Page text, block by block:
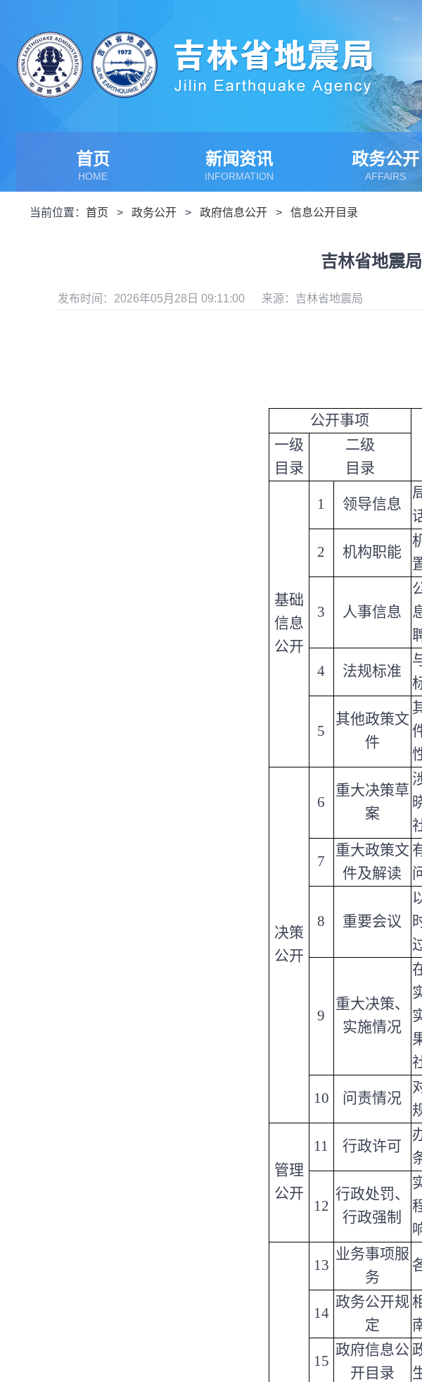
首页
HOME
新闻资讯
INFORMATION
政务公开
AFFAIRS
当前位置： 首页 > 政务公开 > 政府信息公开 > 信息公开目录
吉林省地震
发布时间：2026年05月28日 09:11:00 来源：吉林省地震局
公开事项
一级
目录
二级
目录
基础
信息
公开
1 领导信息
2 机构职能
3 人事信息
4 法规标准
5
其他政策文
件
决策
公开
6
重大决策草
案
7
重大政策文
件及解读
8 重要会议
9
重大决策、
实施情况
10 问责情况
管理
公开
11 行政许可
12
行政处罚、
行政强制
13
业务事项服
务
14
政务公开规
定
15
政府信息公
开目录